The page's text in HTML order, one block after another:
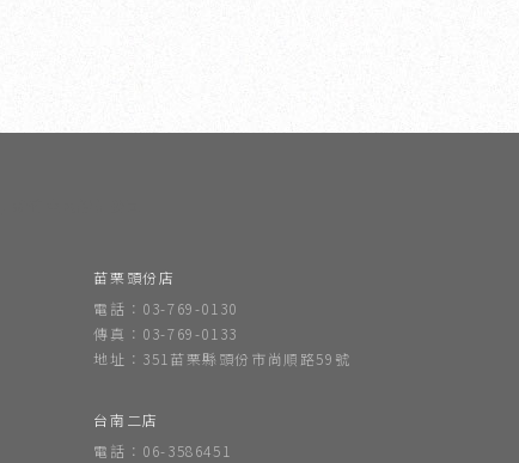
苗栗頭份店
電話：03-769-0130
傳真：03-769-0133
地址：351苗栗縣頭份市尚順路59號
台南二店
電話：06-3586451